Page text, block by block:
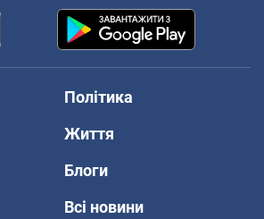
Політика
Життя
Блоги
Всі новини